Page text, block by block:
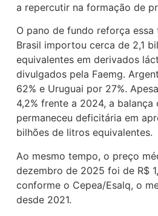
a repercutir na formação de
O pano de fundo reforça essa
Brasil importou cerca de 2,1
equivalentes em derivados
divulgados pela Faemg.
62% e Uruguai por 27%.
4,2% frente a 2024, a balança
permaneceu deficitária em
bilhões de litros equivalentes.
Ao mesmo tempo, o preço
dezembro de 2025 foi de R$
conforme o Cepea/Esalq, o
desde 2021.